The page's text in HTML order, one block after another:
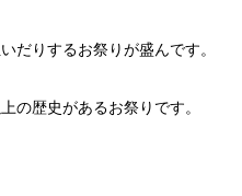
だりするお祭りが盛んです。
の歴史があるお祭りです。